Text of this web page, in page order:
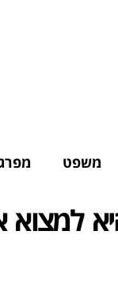
משפט
למצוא